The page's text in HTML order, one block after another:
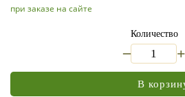
при заказе на сайте
Количество
+
В